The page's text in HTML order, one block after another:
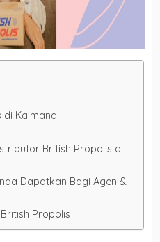
di Kaimana
British Propolis di
Dapatkan Bagi Agen &
Propolis